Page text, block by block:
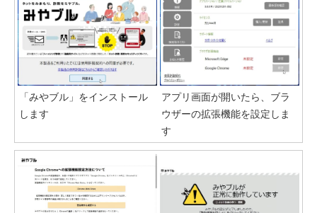
「みやブル」をインストール
します
アプリ画面が開いたら、ブラ
ウザーの拡張機能を設定しま
す